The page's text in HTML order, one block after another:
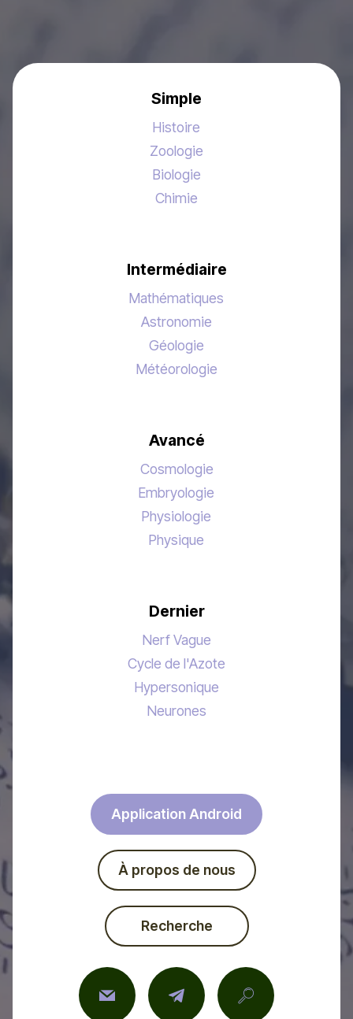
Simple
Histoire
Zoologie
Biologie
Chimie
Intermédiaire
Mathématiques
Astronomie
Géologie
Météorologie
Avancé
Cosmologie
Embryologie
Physiologie
Physique
Dernier
Nerf Vague
Cycle de l'Azote
Hypersonique
Neurones
Application Android
À propos de nous
Recherche